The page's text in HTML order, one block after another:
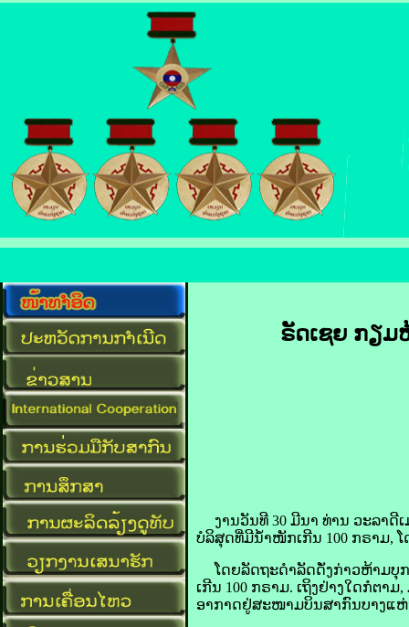
ຣັດ​ເຊຍ ກຽມ​
ງານ​ວັນ​ທີ 30 ມີນາ ທ່ານ ວະ​ລາ​ດີ​
ບໍລິສຸດ​ທີ່​ມີ​ນ້ຳໜັກ​ເກີນ 100 ກຣາມ, ໂ
ໂດຍ​ລັດ​ຖະ​ດຳລັດ​ດັ່ງກ່າວຫ້າມ​ບຸ
ເກີນ 100 ກຣາມ. ເຖິງ​ຢ່າງໃດ​ກໍ​ຕ
ອາກາດ​ຢູ່​ສະໜາມ​ບິນ​ສາກົນ​ບາງ​ແຫ່